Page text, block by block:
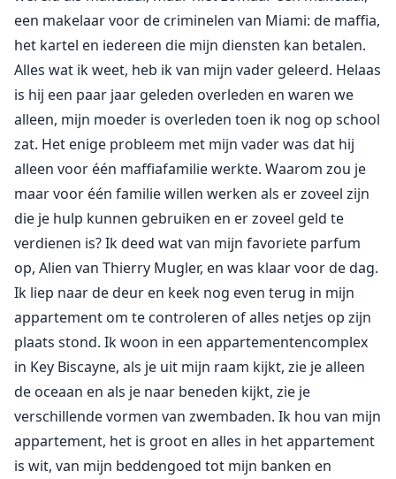
een makelaar voor de criminelen van Miami: de maffia,
het kartel en iedereen die mijn diensten kan betalen.
Alles wat ik weet, heb ik van mijn vader geleerd. Helaas
is hij een paar jaar geleden overleden en waren we
alleen, mijn moeder is overleden toen ik nog op school
zat. Het enige probleem met mijn vader was dat hij
alleen voor één maffiafamilie werkte. Waarom zou je
maar voor één familie willen werken als er zoveel zijn
die je hulp kunnen gebruiken en er zoveel geld te
verdienen is? Ik deed wat van mijn favoriete parfum
op, Alien van Thierry Mugler, en was klaar voor de dag.
Ik liep naar de deur en keek nog even terug in mijn
appartement om te controleren of alles netjes op zijn
plaats stond. Ik woon in een appartementencomplex
in Key Biscayne, als je uit mijn raam kijkt, zie je alleen
de oceaan en als je naar beneden kijkt, zie je
verschillende vormen van zwembaden. Ik hou van mijn
appartement, het is groot en alles in het appartement
is wit, van mijn beddengoed tot mijn banken en